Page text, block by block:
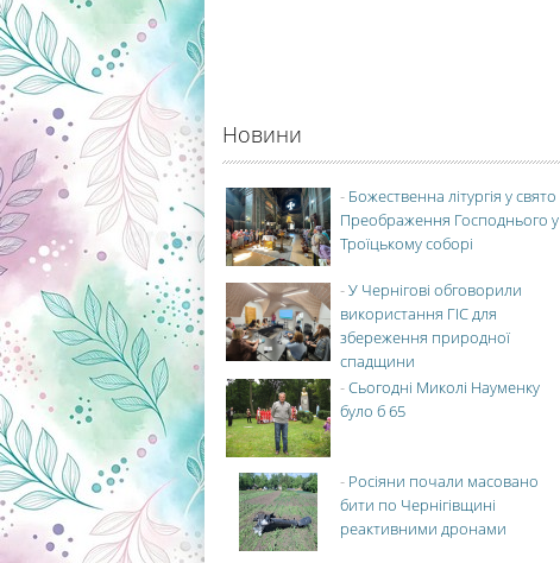
Новини
- Божественна літургія у свято
Преображення Господнього у
Троїцькому соборі
-У Чернігові обговорили
використання ГІС для
збереження природної
спадщини
-Сьогодні Миколі Науменку
було б 65
- Росіяни почали масовано
бити по Чернігівщині
реактивними дронами